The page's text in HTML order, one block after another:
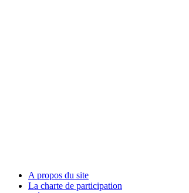
A propos du site
La charte de participation